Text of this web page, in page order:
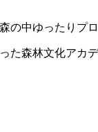
の中ゆったりプロ
た森林文化アカ